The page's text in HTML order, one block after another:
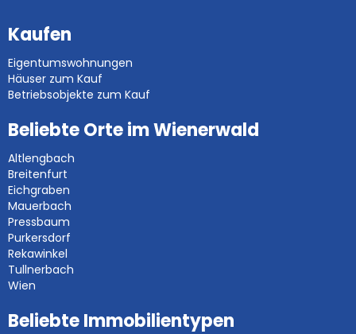
Kaufen
Eigentumswohnungen
Häuser zum Kauf
Betriebsobjekte zum Kauf
Beliebte Orte im Wienerwald
Altlengbach
Breitenfurt
Eichgraben
Mauerbach
Pressbaum
Purkersdorf
Rekawinkel
Tullnerbach
Wien
Beliebte Immobilientypen